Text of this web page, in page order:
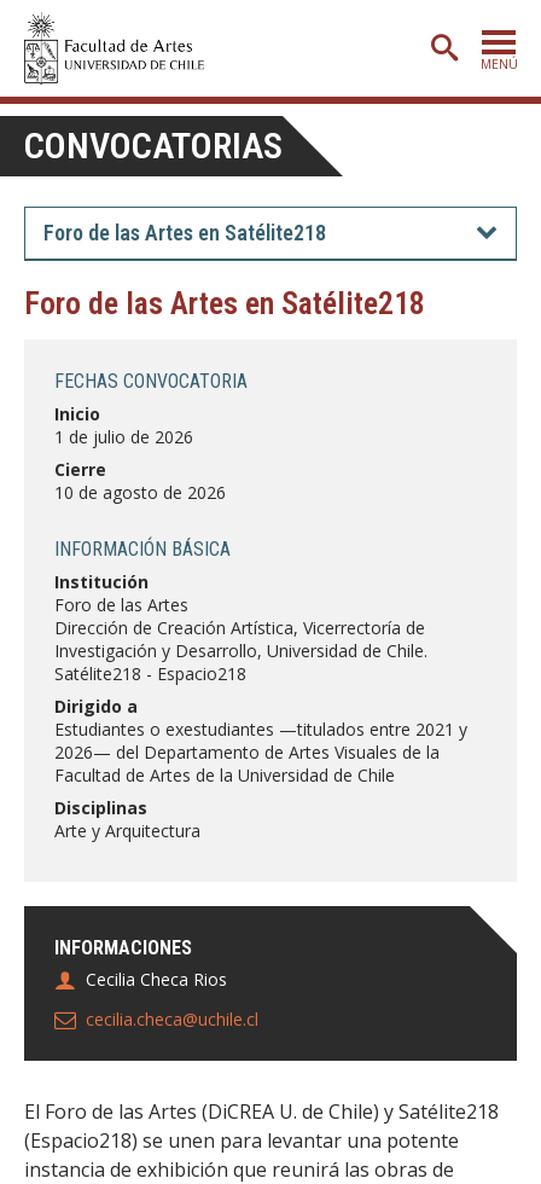
MENÚ
PORTADA
ADMISIÓN
ETAPA BÁSICA
CARRERAS
POSTGRADO
DEPARTAMENTOS
FACULTAD
Estudiantes
Académicas/os Egresadas/os
CONVOCATORIAS
Foro de las Artes en Satélite218
Foro de las Artes en Satélite218
INFORMACIONES
Cecilia Checa Rios
cecilia.checa@uchile.cl
FECHAS CONVOCATORIA
Inicio
1 de julio de 2026
Cierre
10 de agosto de 2026
INFORMACIÓN BÁSICA
Institución
Foro de las Artes
Dirección de Creación Artística, Vicerrectoría de
Investigación y Desarrollo, Universidad de Chile.
Satélite218 - Espacio218
Dirigido a
Estudiantes o exestudiantes —titulados entre 2021 y
2026— del Departamento de Artes Visuales de la
Facultad de Artes de la Universidad de Chile
Disciplinas
Arte y Arquitectura
El Foro de las Artes (DiCREA U. de Chile) y Satélite218
(Espacio218) se unen para levantar una potente
instancia de exhibición que reunirá las obras de